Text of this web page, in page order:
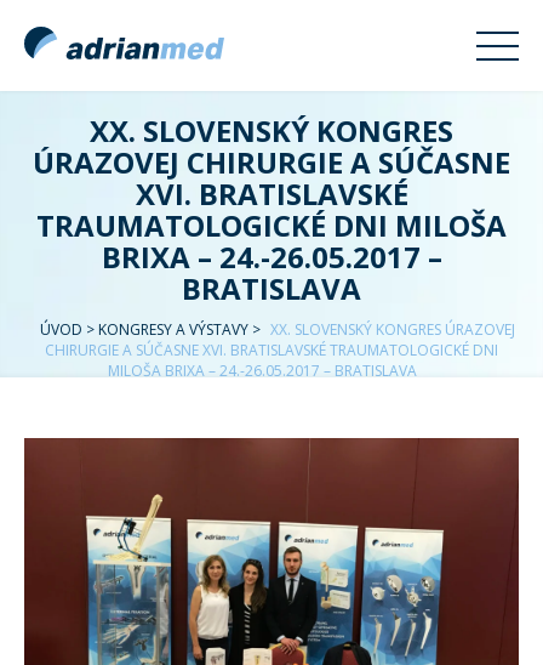
XX. SLOVENSKÝ KONGRES
ÚRAZOVEJ CHIRURGIE A SÚČASNE
XVI. BRATISLAVSKÉ
TRAUMATOLOGICKÉ DNI MILOŠA
BRIXA – 24.-26.05.2017 –
BRATISLAVA
ÚVOD > KONGRESY A VÝSTAVY > XX. SLOVENSKÝ KONGRES ÚRAZOVEJ
CHIRURGIE A SÚČASNE XVI. BRATISLAVSKÉ TRAUMATOLOGICKÉ DNI
MILOŠA BRIXA – 24.-26.05.2017 – BRATISLAVA